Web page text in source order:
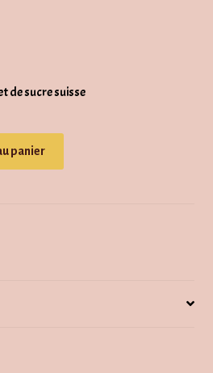
de sucre suisse
panier